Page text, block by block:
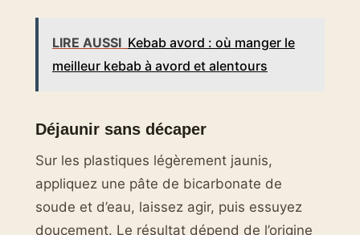
LIRE AUSSI Kebab avord : où manger le
meilleur kebab à avord et alentours
Déjaunir sans décaper
Sur les plastiques légèrement jaunis,
appliquez une pâte de bicarbonate de
soude et d’eau, laissez agir, puis essuyez
doucement. Le résultat dépend de l’origine